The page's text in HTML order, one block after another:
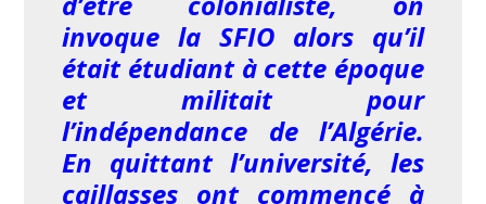
invoque la SFIO alors qu’il
était étudiant à cette époque
et militait pour
l’indépendance de l’Algérie.
En quittant l’université, les
caillasses ont commencé à